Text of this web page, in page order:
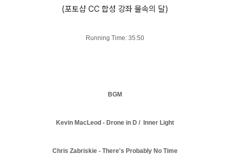
(포토샵 CC 합성 강좌 물속의 달)
Running Time: 35:50
BGM
Kevin MacLeod - Drone in D / Inner Light
Chris Zabriskie - There's Probably No Time